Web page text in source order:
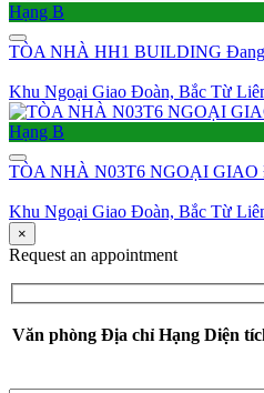
Hạng B
TÒA NHÀ HH1 BUILDING
Khu Ngoại Giao Đoàn, Bắc Từ
Hạng B
TÒA NHÀ N03T6 NGOẠI
Khu Ngoại Giao Đoàn, Bắc Từ
×
Request an appointment
Văn phòng Địa chỉ Hạng Diện